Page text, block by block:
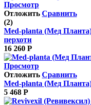
Просмотр
Отложить Сравнить
(2)
Med-planta (Мед
перхоти
16 260 Р
Просмотр
Отложить Сравнить
Med-planta (Мед
5 468 Р